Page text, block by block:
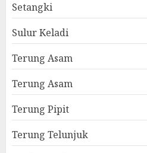
Setangki
Sulur Keladi
Terung Asam
Terung Asam
Terung Pipit
Terung Telunjuk